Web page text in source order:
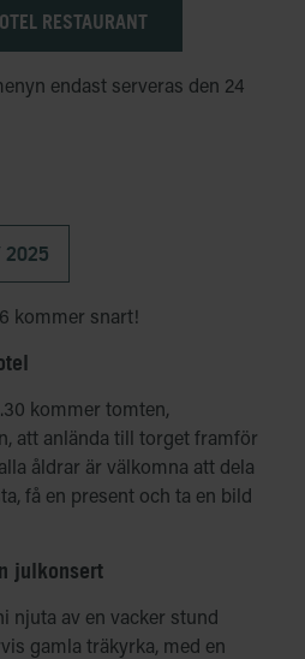
RESTAURANT
endast serveras den 24
2025
kommer snart!
kommer tomten,
att anlända till torget framför
åldrar är välkomna att dela
få en present och ta en bild
julkonsert
njuta av en vacker stund
gamla träkyrka, med en